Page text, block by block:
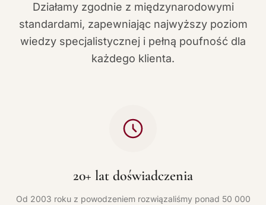
Działamy zgodnie z międzynarodowymi
standardami, zapewniając najwyższy poziom
wiedzy specjalistycznej i pełną poufność dla
każdego klienta.
20+ lat doświadczenia
Od 2003 roku z powodzeniem rozwiązaliśmy ponad 50 000